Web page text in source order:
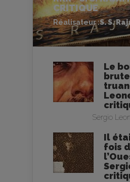
CRITIQUE
Réalisateur :S. S.
Le
Sergio
Il
fois